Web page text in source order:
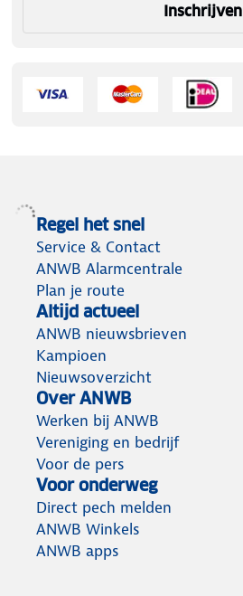
Inschrijven
Regel het snel
Service & Contact
ANWB Alarmcentrale
Plan je route
Altijd actueel
ANWB nieuwsbrieven
Kampioen
Nieuwsoverzicht
Over ANWB
Werken bij ANWB
Vereniging en bedrijf
Voor de pers
Voor onderweg
Direct pech melden
ANWB Winkels
ANWB apps